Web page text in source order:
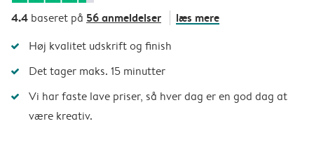
4.4 baseret på 56 anmeldelser læs mere
Høj kvalitet udskrift og finish
Det tager maks. 15 minutter
Vi har faste lave priser, så hver dag er en god dag at
være kreativ.